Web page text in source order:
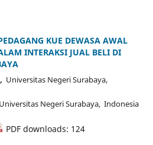
KUE DEWASA AWAL
INTERAKSI JUAL BELI DI
Universitas Negeri Surabaya,
Universitas Negeri Surabaya, Indonesia
PDF downloads: 124